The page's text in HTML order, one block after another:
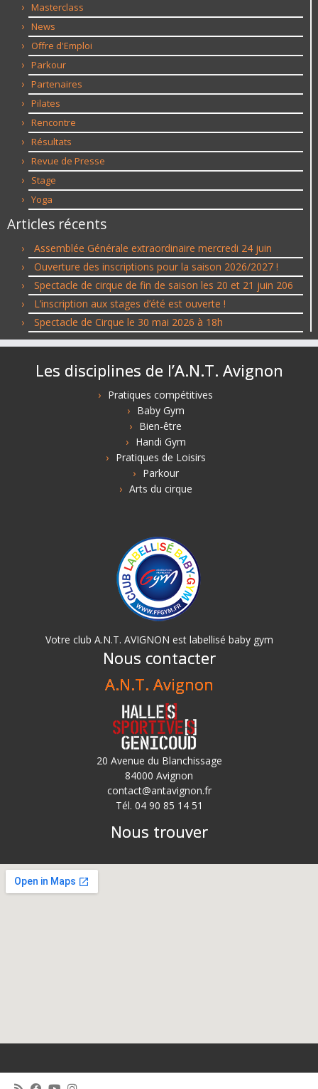
Masterclass
News
Offre d'Emploi
Parkour
Partenaires
Pilates
Rencontre
Résultats
Revue de Presse
Stage
Yoga
Articles récents
Assemblée Générale extraordinaire mercredi 24 juin
Ouverture des inscriptions pour la saison 2026/2027 !
Spectacle de cirque de fin de saison les 20 et 21 juin 206
L’inscription aux stages d’été est ouverte !
Spectacle de Cirque le 30 mai 2026 à 18h
Les disciplines de l’A.N.T. Avignon
Pratiques compétitives
Baby Gym
Bien-être
Handi Gym
Pratiques de Loisirs
Parkour
Arts du cirque
Votre club A.N.T. AVIGNON est labellisé baby gym
Nous contacter
A.N.T. Avignon
20 Avenue du Blanchissage
84000 Avignon
contact@antavignon.fr
Tél. 04 90 85 14 51
Nous trouver